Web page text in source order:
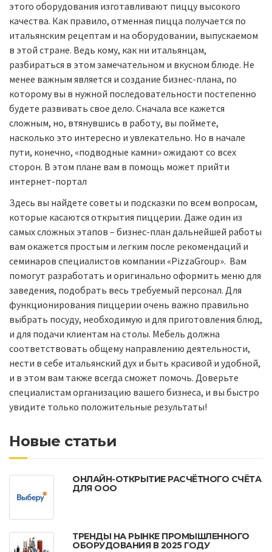
этого оборудования изготавливают пиццу высокого
качества. Как правило, отменная пицца получается по
итальянским рецептам и на оборудовании, выпускаемом
в этой стране. Ведь кому, как ни итальянцам,
разбираться в этом замечательном и вкусном блюде. Не
менее важным является и создание бизнес-плана, по
которому вы в нужной последовательности постепенно
будете развивать свое дело. Сначала все кажется
сложным, но, втянувшись в работу, вы поймете,
насколько это интересно и увлекательно. Но в начале
пути, конечно, «подводные камни» ожидают со всех
сторон. В этом плане вам в помощь может прийти
интернет-портал
Здесь вы найдете советы и подсказки по всем вопросам,
которые касаются открытия пиццерии. Даже один из
самых сложных этапов – бизнес-план дальнейшей работы
вам окажется простым и легким после рекомендаций и
семинаров специалистов компании «PizzaGroup». Вам
помогут разработать и оригинально оформить меню для
заведения, подобрать весь требуемый персонал. Для
функционирования пиццерии очень важно правильно
выбрать посуду, необходимую и для приготовления блюд,
и для подачи клиентам на столы. Мебель должна
соответствовать общему направлению деятельности,
нести в себе итальянский дух и быть красивой и удобной,
и в этом вам также всегда сможет помочь. Доверьте
специалистам организацию вашего бизнеса, и вы быстро
увидите только положительные результаты!
Новые статьи
ОНЛАЙН-ОТКРЫТИЕ РАСЧЁТНОГО СЧЁТА
ДЛЯ ООО
ТРЕНДЫ НА РЫНКЕ ПРОМЫШЛЕННОГО
ОБОРУДОВАНИЯ В 2025 ГОДУ